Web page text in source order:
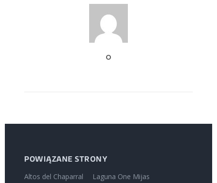
O
POWIĄZANE STRONY
Altos del Chaparral
Laguna One Mijas